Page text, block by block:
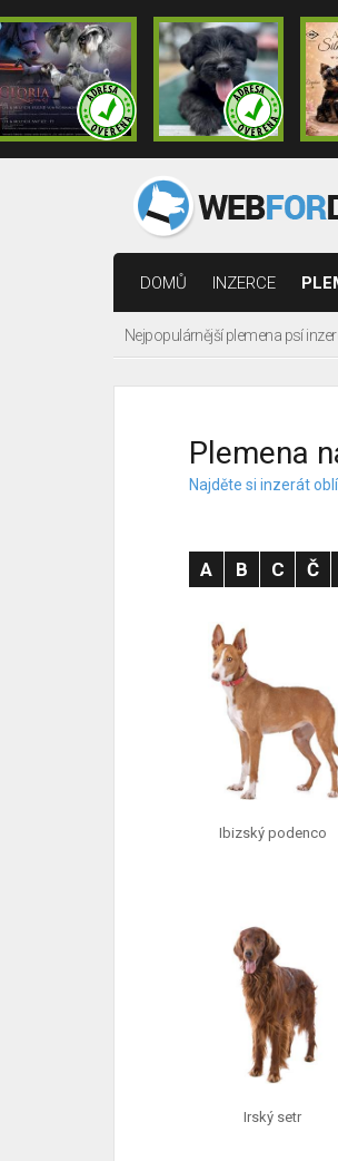
DOMŮ INZERCE
Nejpopulárnější plemena psí
Plemena
Najděte si inzerát
A B C Č
Ibizský podenco
Irský setr